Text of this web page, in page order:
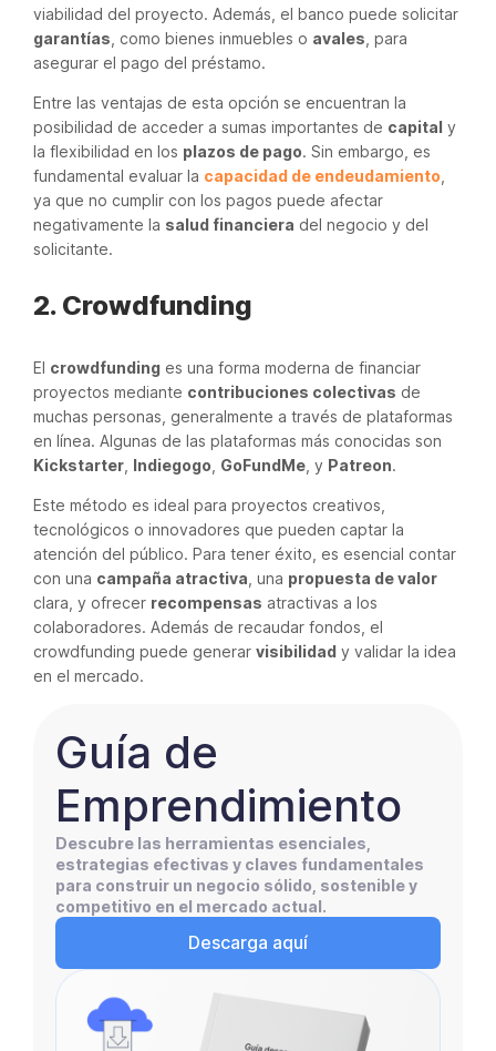
viabilidad del proyecto. Además, el banco puede solicitar
garantías , como bienes inmuebles o avales , para
asegurar el pago del préstamo.
Entre las ventajas de esta opción se encuentran la
posibilidad de acceder a sumas importantes de capital y
la flexibilidad en los plazos de pago. Sin embargo, es
fundamental evaluar la capacidad de endeudamiento
ya que no cumplir con los pagos puede afectar
negativamente la salud financiera del negocio y del
solicitante.
2. Crowdfunding
El crowdfunding es una forma moderna de financiar
proyectos mediante contribuciones colectivas de
muchas personas, generalmente a través de plataformas
en línea. Algunas de las plataformas más conocidas son
Kickstarter Indiegogo GoFundMe , y Patreon.
Este método es ideal para proyectos creativos,
tecnológicos o innovadores que pueden captar la
atención del público. Para tener éxito, es esencial contar
con una campaña atractiva , una propuesta de valor
clara, y ofrecer recompensas atractivas a los
colaboradores. Además de recaudar fondos, el
crowdfunding puede generar visibilidad y validar la idea
en el mercado.
Guía de
Emprendimiento
Descubre las herramientas esenciales,
estrategias efectivas y claves fundamentales
para construir un negocio sólido, sostenible y
competitivo en el mercado actual.
Descarga aquí